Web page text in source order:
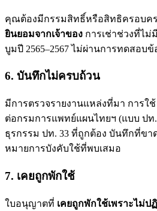
คุณต้องมีกรรมสิทธิ์หรือสิทธิครอบค
ยินยอมจากเจ้าของ การเช่าช่วงที่ไม่
บูมปี 2565–2567 ไม่ผ่านการทดสอบ
6. บันทึกไม่ครบถ้วน
มีการตรวจรายงานแหล่งที่มา การใ
ต่อกรมการแพทย์แผนไทยฯ (แบบ ปท.
ธุรกรรม ปท. 33 ที่ถูกต้อง บันทึกที่ขา
หมายการบังคับใช้ที่พบเสมอ
7. เคยถูกพักใช้
ใบอนุญาตที่ เคยถูกพักใช้เพราะไม่